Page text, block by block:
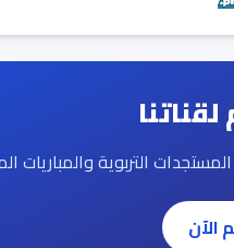
التربوية والمباريات
الآن